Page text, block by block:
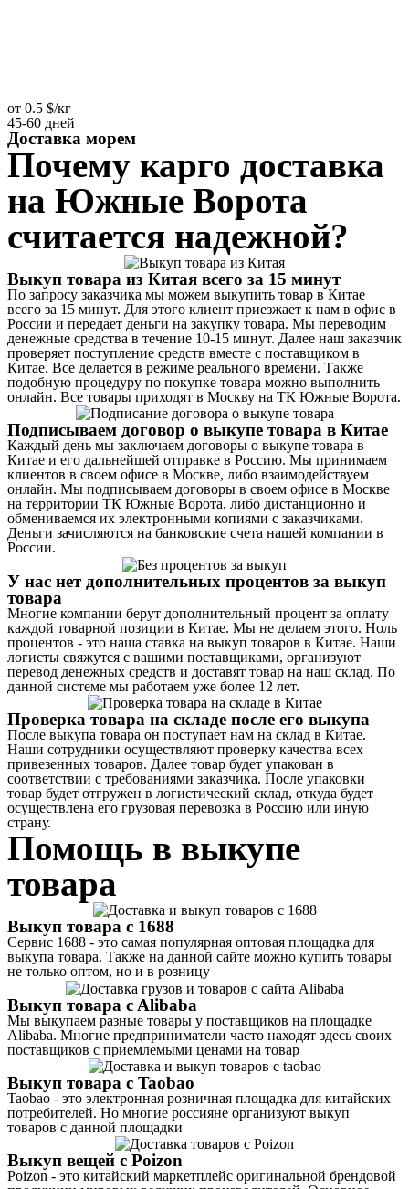
от 0.5 $/кг
45-60 дней
Доставка морем
Почему карго доставка
на Южные Ворота
считается надежной?
Выкуп товара из Китая всего за 15 минут
По запросу заказчика мы можем выкупить товар в Китае
всего за 15 минут. Для этого клиент приезжает к нам в офис в
России и передает деньги на закупку товара. Мы переводим
денежные средства в течение 10-15 минут. Далее наш заказчик
проверяет поступление средств вместе с поставщиком в
Китае. Все делается в режиме реального времени. Также
подобную процедуру по покупке товара можно выполнить
онлайн. Все товары приходят в Москву на ТК Южные Ворота.
Подписываем договор о выкупе товара в Китае
Каждый день мы заключаем договоры о выкупе товара в
Китае и его дальнейшей отправке в Россию. Мы принимаем
клиентов в своем офисе в Москве, либо взаимодействуем
онлайн. Мы подписываем договоры в своем офисе в Москве
на территории ТК Южные Ворота, либо дистанционно и
обмениваемся их электронными копиями с заказчиками.
Деньги зачисляются на банковские счета нашей компании в
России.
У нас нет дополнительных процентов за выкуп
товара
Многие компании берут дополнительный процент за оплату
каждой товарной позиции в Китае. Мы не делаем этого. Ноль
процентов - это наша ставка на выкуп товаров в Китае. Наши
логисты свяжутся с вашими поставщиками, организуют
перевод денежных средств и доставят товар на наш склад. По
данной системе мы работаем уже более 12 лет.
Проверка товара на складе после его выкупа
После выкупа товара он поступает нам на склад в Китае.
Наши сотрудники осуществляют проверку качества всех
привезенных товаров. Далее товар будет упакован в
соответствии с требованиями заказчика. После упаковки
товар будет отгружен в логистический склад, откуда будет
осуществлена его грузовая перевозка в Россию или иную
страну.
Помощь в выкупе
товара
Выкуп товара c 1688
Сервис 1688 - это самая популярная оптовая площадка для
выкупа товара. Также на данной сайте можно купить товары
не только оптом, но и в розницу
Выкуп товара c Alibaba
Мы выкупаем разные товары у поставщиков на площадке
Alibaba. Многие предприниматели часто находят здесь своих
поставщиков с приемлемыми ценами на товар
Выкуп товара c Taobao
Taobao - это электронная розничная площадка для китайских
потребителей. Но многие россияне организуют выкуп
товаров с данной площадки
Выкуп вещей c Poizon
Poizon - это китайский маркетплейс оригинальной брендовой